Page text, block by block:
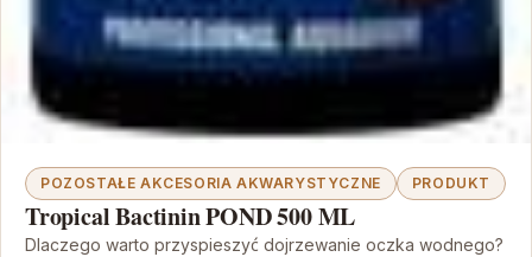
POZOSTAŁE AKCESORIA AKWARYSTYCZNE PRODUKT
Tropical Bactinin POND 500 ML
Dlaczego warto przyspieszyć dojrzewanie oczka wodnego?